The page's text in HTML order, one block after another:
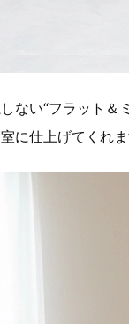
ない“フラット
に仕上げてくれま